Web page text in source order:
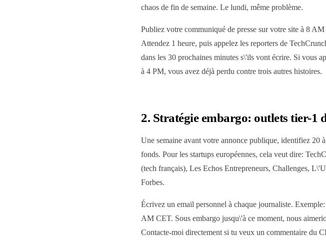
chaos de fin de semaine. Le lundi, même problème.
Publiez votre communiqué de presse sur votre site à 8
Attendez 1 heure, puis appelez les reporters de
dans les 30 prochaines minutes s\'ils vont écrire. Si vous
à 4 PM, vous avez déjà perdu contre trois autres histoires.
2. Stratégie embargo: outlets tier-1
Une semaine avant votre annonce publique, identifiez 20
fonds. Pour les startups européennes, cela veut dire:
(tech français), Les Echos Entrepreneurs, Challenges,
Forbes.
Écrivez un email personnel à chaque journaliste.
AM CET. Sous embargo jusqu\'à ce moment, nous
Contacte-moi directement si tu veux un commentaire du